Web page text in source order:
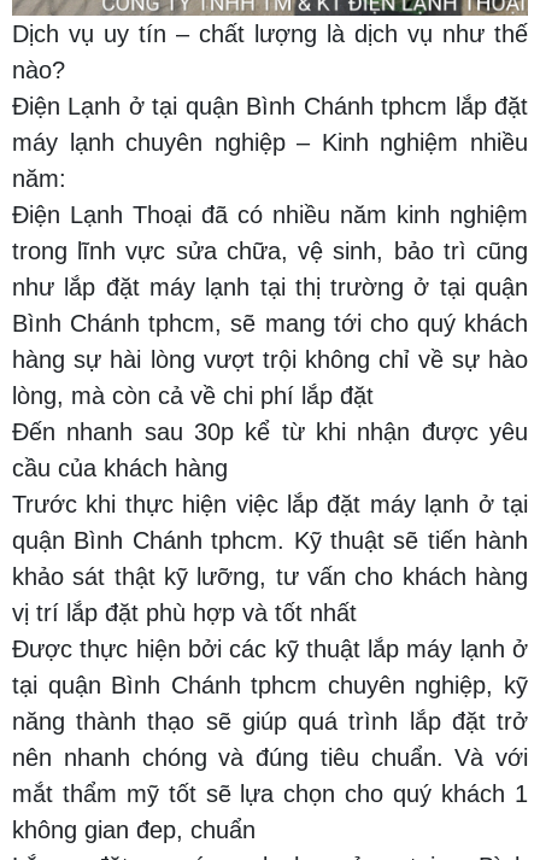
Dịch vụ uy tín – chất lượng là dịch vụ như thế
nào?
Điện Lạnh ở tại quận Bình Chánh tphcm lắp đặt
máy lạnh chuyên nghiệp – Kinh nghiệm nhiều
năm:
Điện Lạnh Thoại đã có nhiều năm kinh nghiệm
trong lĩnh vực sửa chữa, vệ sinh, bảo trì cũng
như lắp đặt máy lạnh tại thị trường ở tại quận
Bình Chánh tphcm, sẽ mang tới cho quý khách
hàng sự hài lòng vượt trội không chỉ về sự hào
lòng, mà còn cả về chi phí lắp đặt
Đến nhanh sau 30p kể từ khi nhận được yêu
cầu của khách hàng
Trước khi thực hiện việc lắp đặt máy lạnh ở tại
quận Bình Chánh tphcm. Kỹ thuật sẽ tiến hành
khảo sát thật kỹ lưỡng, tư vấn cho khách hàng
vị trí lắp đặt phù hợp và tốt nhất
Được thực hiện bởi các kỹ thuật lắp máy lạnh ở
tại quận Bình Chánh tphcm chuyên nghiệp, kỹ
năng thành thạo sẽ giúp quá trình lắp đặt trở
nên nhanh chóng và đúng tiêu chuẩn. Và với
mắt thẩm mỹ tốt sẽ lựa chọn cho quý khách 1
không gian đep, chuẩn